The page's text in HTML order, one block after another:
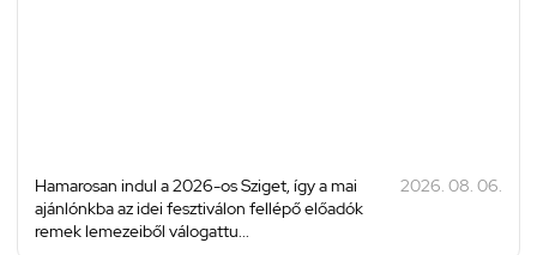
Hamarosan indul a 2026-os Sziget, így a mai
ajánlónkba az idei fesztiválon fellépő előadók
remek lemezeiből válogattu...
2026. 08. 06.